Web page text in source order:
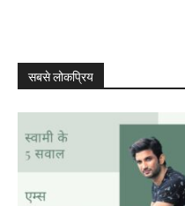
सबसे लोकप्रिय